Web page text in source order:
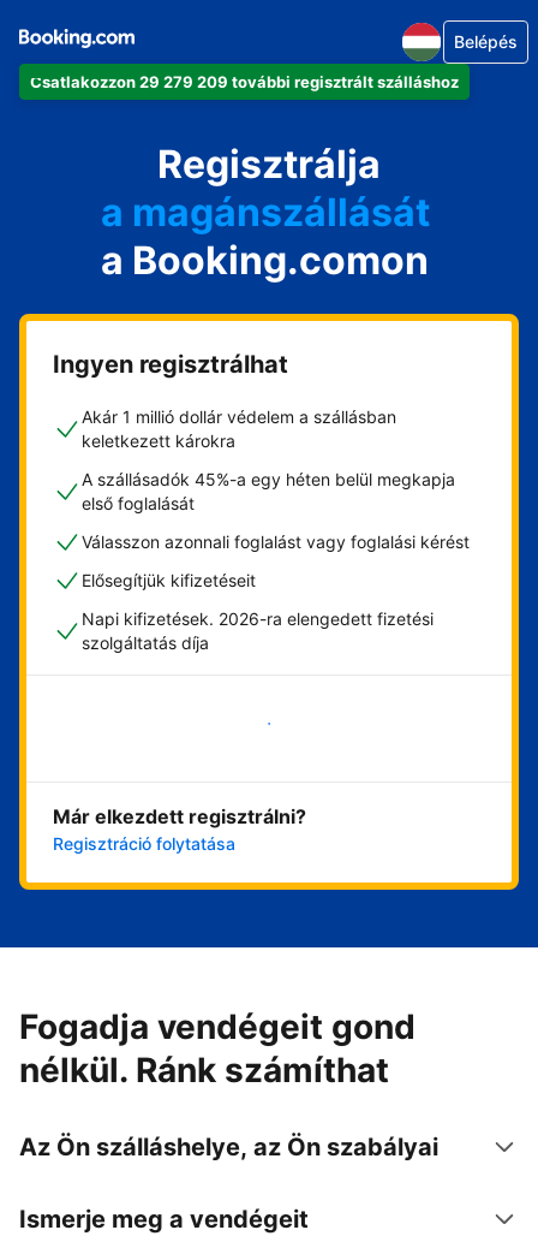
Csatlakozzon 29 279 209 további regisztrált szálláshoz
Belépés
Regisztrálja
az apartmanját
a szállodáját
a magánszállását
a vendégházát
a házát
a Booking.comon
Ingyen regisztrálhat
Akár 1 millió dollár védelem a szállásban
keletkezett károkra
A szállásadók 45%-a egy héten belül megkapja
első foglalását
Válasszon azonnali foglalást vagy foglalási kérést
Elősegítjük kifizetéseit
Napi kifizetések. 2026-ra elengedett fizetési
szolgáltatás díja
Vágjon bele most
Már elkezdett regisztrálni?
Regisztráció folytatása
Fogadja vendégeit gond
nélkül. Ránk számíthat
Az Ön szálláshelye, az Ön szabályai
Ismerje meg a vendégeit